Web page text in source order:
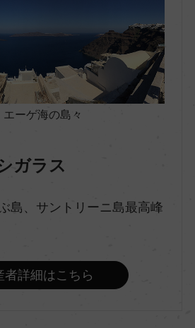
ーゲ海の島々
ガラス
島、サントリーニ島最高峰
者詳細はこちら